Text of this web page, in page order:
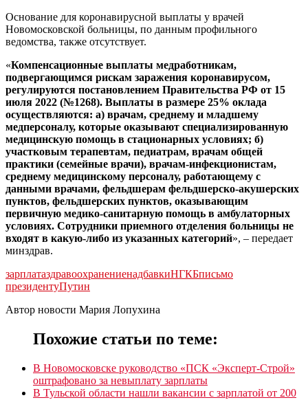
Основание для коронавирусной выплаты у врачей
Новомосковской больницы, по данным профильного
ведомства, также отсутствует.
«Компенсационные выплаты медработникам,
подвергающимся рискам заражения коронавирусом,
регулируются постановлением Правительства РФ от 15
июля 2022 (№1268). Выплаты в размере 25% оклада
осуществляются: а) врачам, среднему и младшему
медперсоналу, которые оказывают специализированную
медицинскую помощь в стационарных условиях; б)
участковым терапевтам, педиатрам, врачам общей
практики (семейные врачи), врачам-инфекционистам,
среднему медицинскому персоналу, работающему с
данными врачами, фельдшерам фельдшерско-акушерских
пунктов, фельдшерских пунктов, оказывающим
первичную медико-санитарную помощь в амбулаторных
условиях. Сотрудники приемного отделения больницы не
входят в какую-либо из указанных категорий», – передает
минздрав.
зарплатаздравоохранениенадбавкиНГКБписьмо
президентуПутин
Автор новости Мария Лопухина
Похожие статьи по теме:
В Новомосковске руководство «ПСК «Эксперт-Строй»
оштрафовано за невыплату зарплаты
В Тульской области нашли вакансии с зарплатой от 200